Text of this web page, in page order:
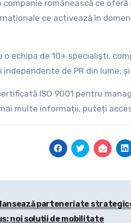
companie românească ce
ce activează în
o echipa de 10+ specialiști,
de PR din lume, și
ISO 9001 pentru
multe informații, puteți
parteneriate
noi soluții de mobilitate